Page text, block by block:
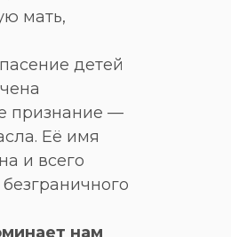
мать,
детей
признание —
Её имя
и всего
нам